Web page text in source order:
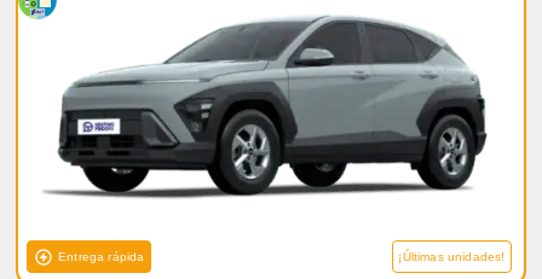
Entrega rápida ¡Últimas unidades!